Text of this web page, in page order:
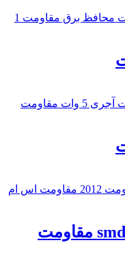
مقاومت 805 مقاومت smd مقاومت